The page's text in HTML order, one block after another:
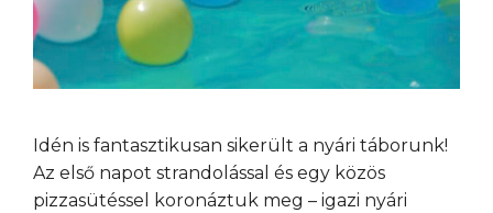
Idén is fantasztikusan sikerült a nyári táborunk!
Az első napot strandolással és egy közös
pizzasütéssel koronáztuk meg – igazi nyári